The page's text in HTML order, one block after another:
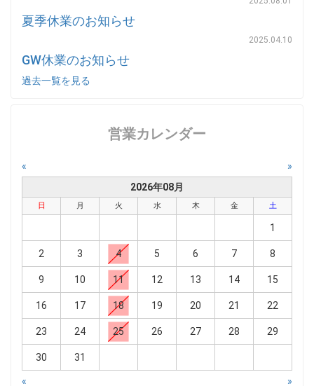
夏季休業のお知らせ
2025.04.10
GW休業のお知らせ
過去一覧を見る
営業カレンダー
«
»
2026年08月
日 月 火 水 木 金 土
1
2 3 4 5 6 7 8
9 10 11 12 13 14 15
16 17 18 19 20 21 22
23 24 25 26 27 28 29
30 31
« »